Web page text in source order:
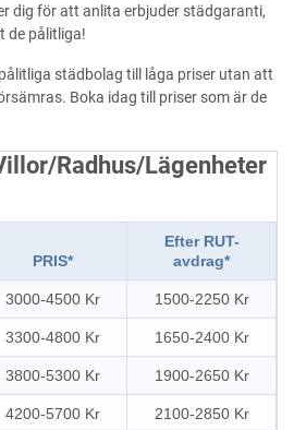
dig för att anlita erbjuder städgaranti,
de pålitliga!
städbolag till låga priser utan att
Boka idag till priser som är de
Radhus/Lägenheter
PRIS*
Efter RUT-
avdrag*
3000-4500 Kr 1500-2250 Kr
3300-4800 Kr 1650-2400 Kr
3800-5300 Kr 1900-2650 Kr
4200-5700 Kr 2100-2850 Kr